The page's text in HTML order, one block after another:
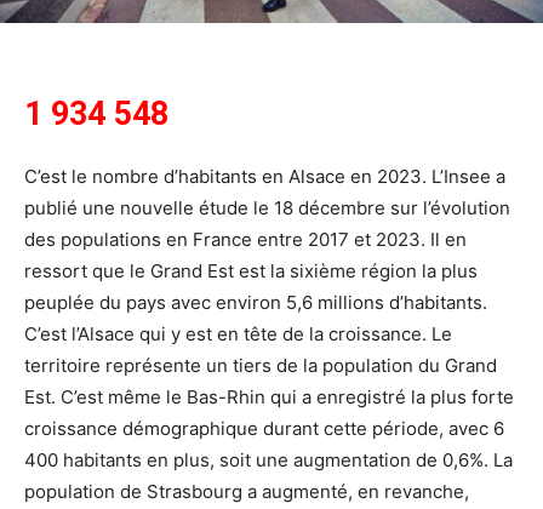
1 934 548
C’est le nombre d’habitants en Alsace en 2023. L’Insee a
publié une nouvelle étude le 18 décembre sur l’évolution
des populations en France entre 2017 et 2023. Il en
ressort que le Grand Est est la sixième région la plus
peuplée du pays avec environ 5,6 millions d’habitants.
C’est l’Alsace qui y est en tête de la croissance. Le
territoire représente un tiers de la population du Grand
Est. C’est même le Bas-Rhin qui a enregistré la plus forte
croissance démographique durant cette période, avec 6
400 habitants en plus, soit une augmentation de 0,6%. La
population de Strasbourg a augmenté, en revanche,